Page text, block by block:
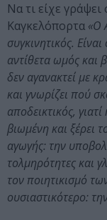
Να τι είχε γράψει
Καγκελόπορτα «Ο
συγκινητικός.
αντίθετα ωμός και
δεν αγανακτεί με
και γνωρίζει πού
αποδεικτικός,
βιωμένη και ξέρει
αγωγής: την
τολμηρότητες και
τον ποιητικισμό
ουσιαστικότερο: